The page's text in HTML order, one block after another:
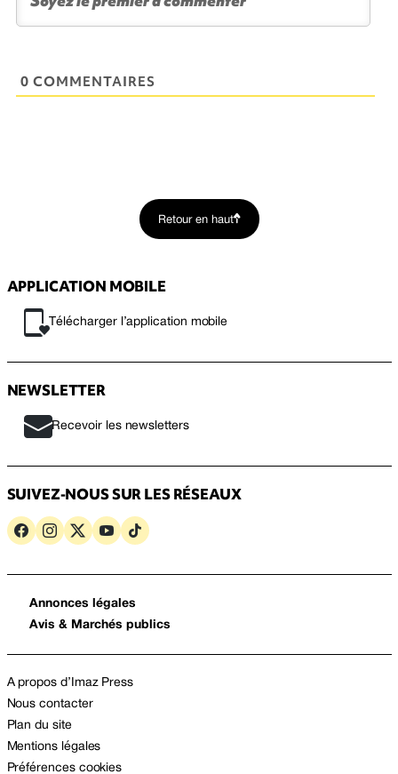
0 COMMENTAIRES
Retour en haut
APPLICATION MOBILE
Télécharger l’application mobile
NEWSLETTER
Recevoir les newsletters
SUIVEZ-NOUS SUR LES RÉSEAUX
Annonces légales
Avis & Marchés publics
A propos d’Imaz Press
Nous contacter
Plan du site
Mentions légales
Préférences cookies